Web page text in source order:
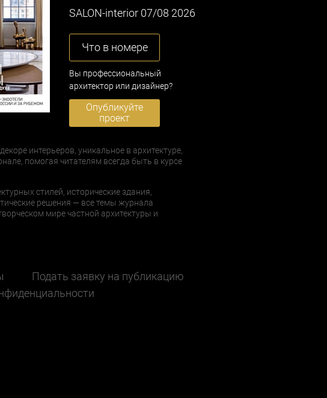
SALON-interior 07/08 2026
Что в номере
Вы профессиональный
архитектор или дизайнер?
Опубликуйте
проект
интерьеров, уникальное в архитектуре,
помогая читателям всегда быть в курсе
стилей, исторические здания,
решения — все темы журнала
мире частной архитектуры и
Подать заявку на публикацию